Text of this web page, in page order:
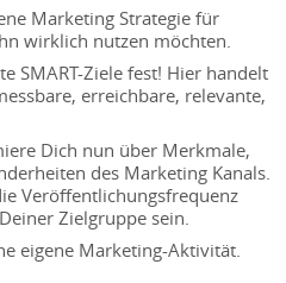
Marketing Strategie für
wirklich nutzen möchten.
SMART-Ziele fest! Hier handelt
erreichbare, relevante,
Dich nun über Merkmale,
des Marketing Kanals.
Veröffentlichungsfrequenz
Zielgruppe sein.
eigene Marketing-Aktivität.